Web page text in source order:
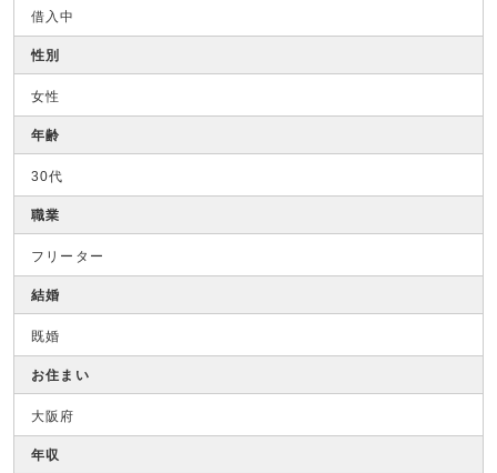
借入中
性別
女性
年齢
30代
職業
フリーター
結婚
既婚
お住まい
大阪府
年収